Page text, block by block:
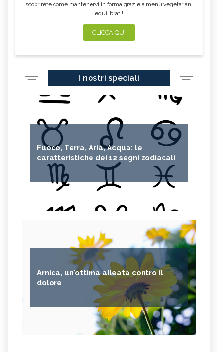
scoprirete come mantenervi in forma grazie a menu vegetariani
equilibrati!
CLICCA QUI
I nostri speciali
Fuoco, Terra, Aria, Acqua: le
caratteristiche dei 12 segni zodiacali
Arnica, un'ottima alleata contro il
dolore